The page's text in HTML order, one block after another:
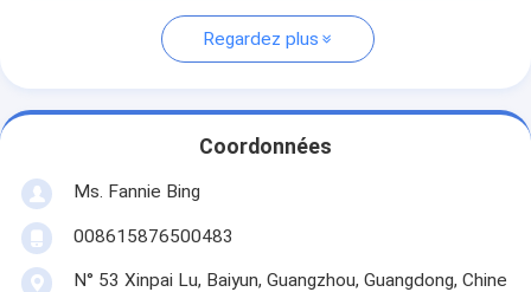
Regardez plus
Coordonnées
Ms. Fannie Bing
008615876500483
N° 53 Xinpai Lu, Baiyun, Guangzhou, Guangdong, Chine